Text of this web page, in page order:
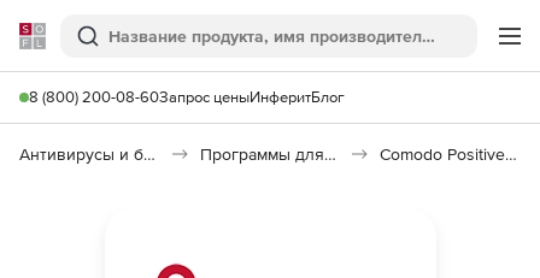
Softline
Поиск
8 (800) 200-08-60Запрос ценыИнферитБлог
Антивирусы и безопасность Программы для защиты информации Comodo PositiveSSL